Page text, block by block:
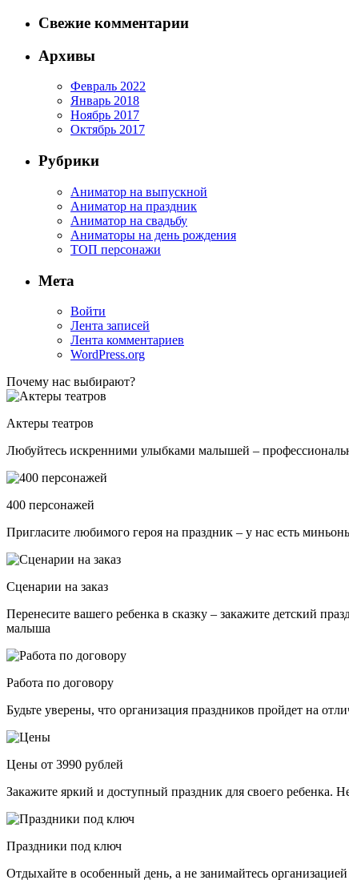
Свежие комментарии
Архивы
Февраль 2022
Январь 2018
Ноябрь 2017
Октябрь 2017
Рубрики
Аниматор на выпускной
Аниматор на праздник
Аниматор на свадьбу
Аниматоры на день рождения
ТОП персонажи
Мета
Войти
Лента записей
Лента комментариев
WordPress.org
Почему нас выбирают?
Актеры театров
Любуйтесь искренними улыбками малышей –
400 персонажей
Пригласите любимого героя на праздник – у нас есть
Сценарии на заказ
Перенесите вашего ребенка в сказку – закажите детский
малыша
Работа по договору
Будьте уверены, что организация праздников пройдет на
Цены от 3990 рублей
Закажите яркий и доступный праздник для своего ребенка.
Праздники под ключ
Отдыхайте в особенный день, а не занимайтесь